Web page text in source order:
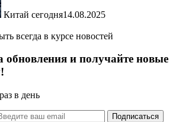
Китай сегодня14.08.2025
всегда в курсе новостей
обновления и получайте новые
в день